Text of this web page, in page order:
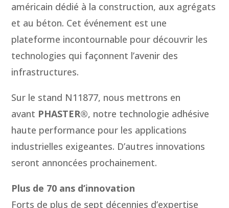
américain dédié à la construction, aux agrégats
et au béton. Cet événement est une
plateforme incontournable pour découvrir les
technologies qui façonnent l’avenir des
infrastructures.
Sur le stand N11877, nous mettrons en
avant PHASTER®, notre technologie adhésive
haute performance pour les applications
industrielles exigeantes. D’autres innovations
seront annoncées prochainement.
Plus de 70 ans d’innovation
Forts de plus de sept décennies d’expertise